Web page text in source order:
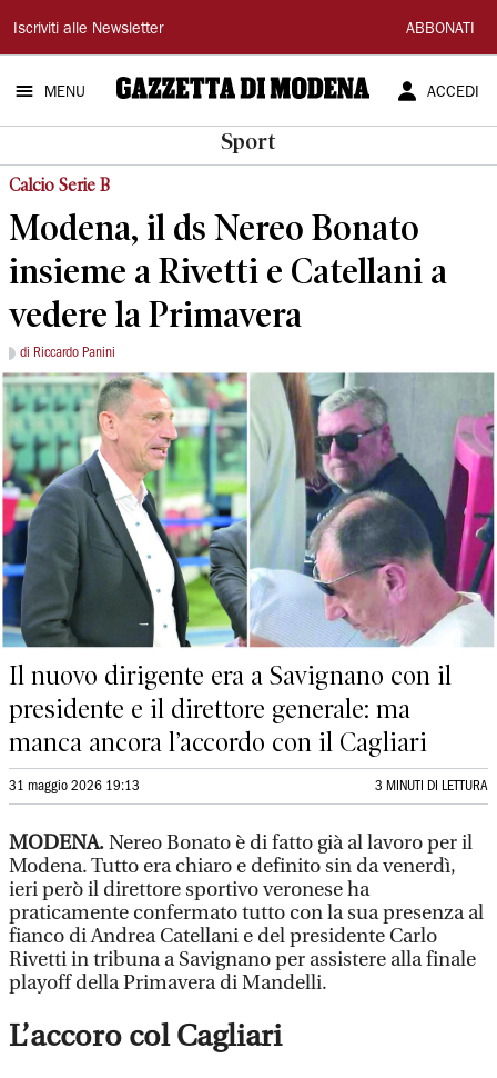
Gazzetta
di
Modena
Iscriviti alle Newsletter ABBONATI
MENU ACCEDI
Sport
Calcio Serie B
Modena, il ds Nereo Bonato
insieme a Rivetti e Catellani a
vedere la Primavera
di Riccardo Panini
Il nuovo dirigente era a Savignano con il
presidente e il direttore generale: ma
manca ancora l’accordo con il Cagliari
31 maggio 2026 19:13 3 MINUTI DI LETTURA
MODENA.Nereo Bonato è di fatto già al lavoro per il
Modena. Tutto era chiaro e definito sin da venerdì,
ieri però il direttore sportivo veronese ha
praticamente confermato tutto con la sua presenza al
fianco di Andrea Catellani e del presidente Carlo
Rivetti in tribuna a Savignano per assistere alla finale
playoff della Primavera di Mandelli.
L’accoro col Cagliari